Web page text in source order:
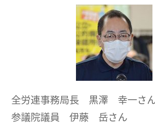
全労連事務局長 黒澤 幸一さ
参議院議員 伊藤 岳さん